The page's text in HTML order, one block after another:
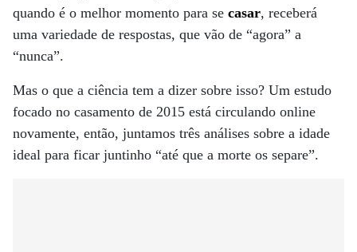
quando é o melhor momento para se casar, receberá
uma variedade de respostas, que vão de “agora” a
“nunca”.
Mas o que a ciência tem a dizer sobre isso? Um estudo
focado no casamento de 2015 está circulando online
novamente, então, juntamos três análises sobre a idade
ideal para ficar juntinho “até que a morte os separe”.